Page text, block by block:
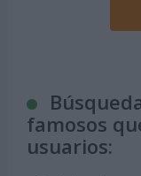
famosos
usuarios: